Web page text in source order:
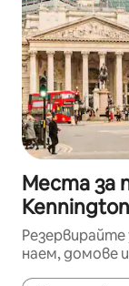
Места за
Резервирайте
наем, домове